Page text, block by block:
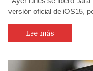
versión oficial de iOS15,
Lee más